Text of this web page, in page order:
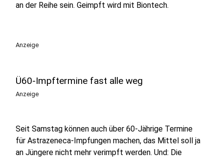
an der Reihe sein. Geimpft wird mit Biontech.
Anzeige
Ü60-Impftermine fast alle weg
Anzeige
Seit Samstag können auch über 60-Jährige Termine
für Astrazeneca-Impfungen machen, das Mittel soll ja
an Jüngere nicht mehr verimpft werden. Und: Die